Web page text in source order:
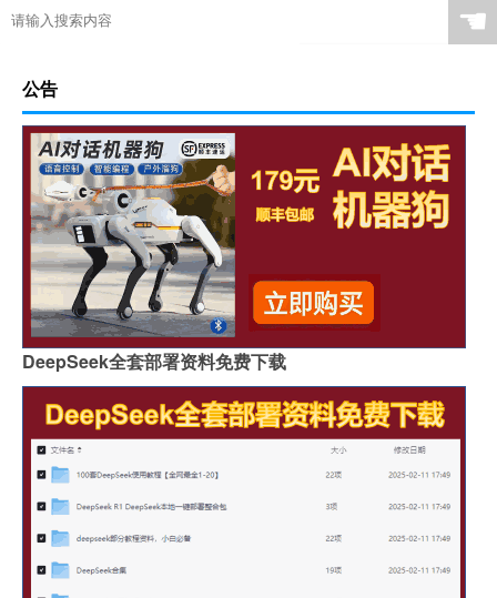
☚
公告
DeepSeek全套部署资料免费下载